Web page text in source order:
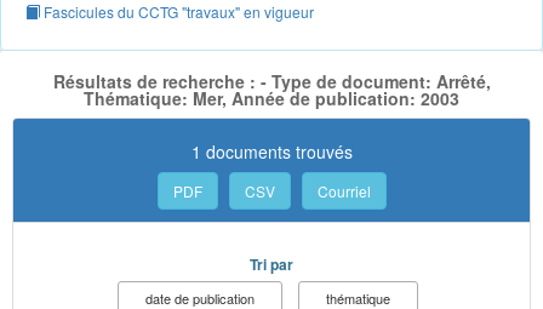
Fascicules du CCTG "travaux" en vigueur
Résultats de recherche : - Type de document: Arrêté,
Thématique: Mer, Année de publication: 2003
1 documents trouvés
PDF CSV Courriel
Tri par
date de publication
thématique